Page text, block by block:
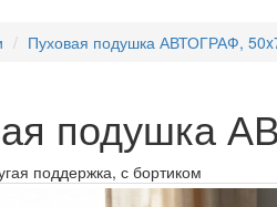
Пуховая подушка АВТОГРАФ,
подушка
поддержка, с бортиком